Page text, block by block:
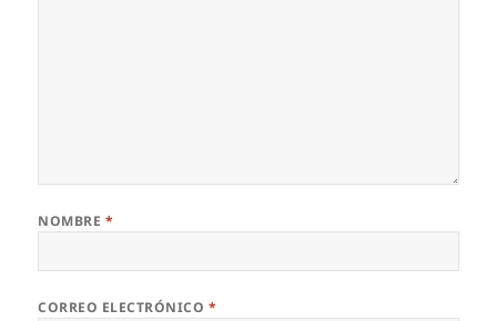
NOMBRE *
CORREO ELECTRÓNICO *